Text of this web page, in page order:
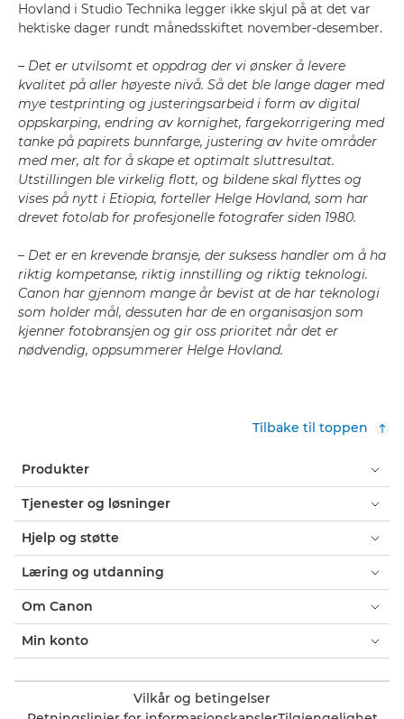
Hovland i Studio Technika legger ikke skjul på at det var
hektiske dager rundt månedsskiftet november-desember.
– Det er utvilsomt et oppdrag der vi ønsker å levere
kvalitet på aller høyeste nivå. Så det ble lange dager med
mye testprinting og justeringsarbeid i form av digital
oppskarping, endring av kornighet, fargekorrigering med
tanke på papirets bunnfarge, justering av hvite områder
med mer, alt for å skape et optimalt sluttresultat.
Utstillingen ble virkelig flott, og bildene skal flyttes og
vises på nytt i Etiopia, forteller Helge Hovland, som har
drevet fotolab for profesjonelle fotografer siden 1980.
– Det er en krevende bransje, der suksess handler om å ha
riktig kompetanse, riktig innstilling og riktig teknologi.
Canon har gjennom mange år bevist at de har teknologi
som holder mål, dessuten har de en organisasjon som
kjenner fotobransjen og gir oss prioritet når det er
nødvendig, oppsummerer Helge Hovland.
Tilbake til toppen
Produkter
Tjenester og løsninger
Hjelp og støtte
Læring og utdanning
Om Canon
Min konto
Vilkår og betingelser